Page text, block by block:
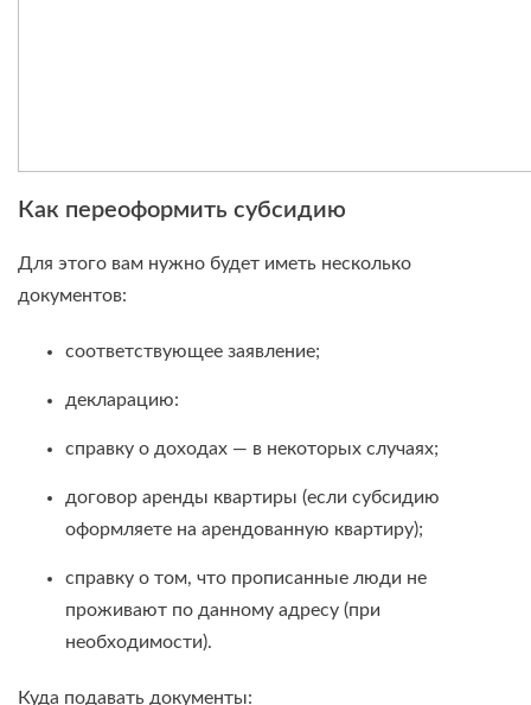
Как переоформить субсидию
Для этого вам нужно будет иметь несколько
документов:
соответствующее заявление;
декларацию:
справку о доходах — в некоторых случаях;
договор аренды квартиры (если субсидию
оформляете на арендованную квартиру);
справку о том, что прописанные люди не
проживают по данному адресу (при
необходимости).
Куда подавать документы: